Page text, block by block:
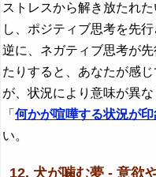
ストレスから解き放たれ
し、ポジティブ思考を先
逆に、ネガティブ思考が
たりすると、あなたが感
が、状況により意味が異
「 何かが喧嘩する状況が
い。
12. 犬が噛む夢 - 意欲